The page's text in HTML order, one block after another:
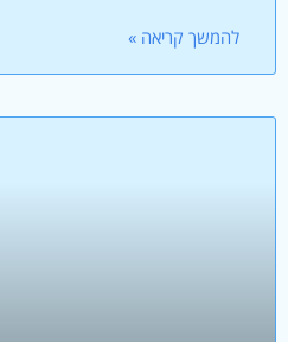
להמשך קריאה »